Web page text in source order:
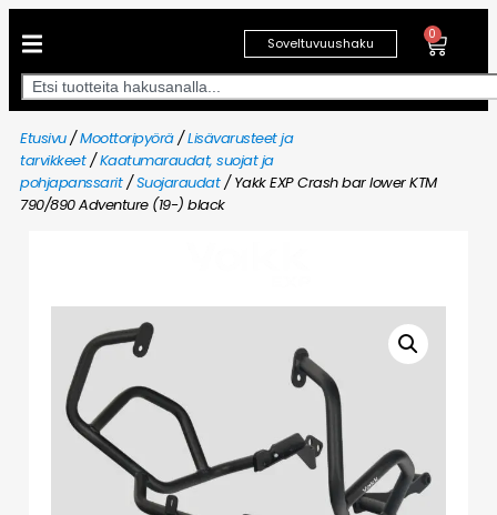
Soveltuvuushaku
0
Etusivu/Moottoripyörä/Lisävarusteet ja
tarvikkeet/Kaatumaraudat, suojat ja
pohjapanssarit/Suojaraudat/ Yakk EXP Crash bar lower KTM
790/890 Adventure (19-) black